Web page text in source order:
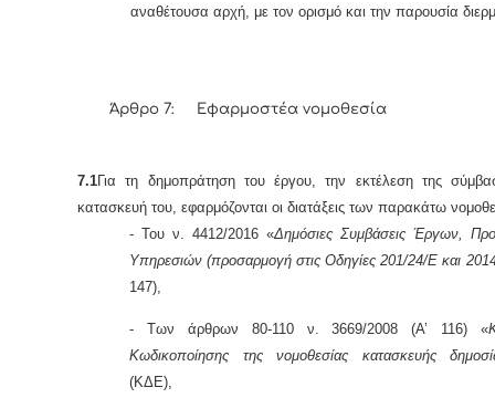
αναθέτουσα αρχή, με τον ορισμό και την παρουσία
Άρθρο 7: Εφαρμοστέα νομοθεσία
7.1Για τη δημοπράτηση του έργου, την εκτέλεση της
κατασκευή του, εφαρμόζονται οι διατάξεις των παρακάτω
- Του ν. 4412/2016 «Δημόσιες Συμβάσεις Έργων,
Υπηρεσιών (προσαρμογή στις Οδηγίες 201/24/Ε και
147),
- Των άρθρων 80-110 ν. 3669/2008 (Α’ 116) «
Κωδικοποίησης της νομοθεσίας κατασκευής
(ΚΔΕ),